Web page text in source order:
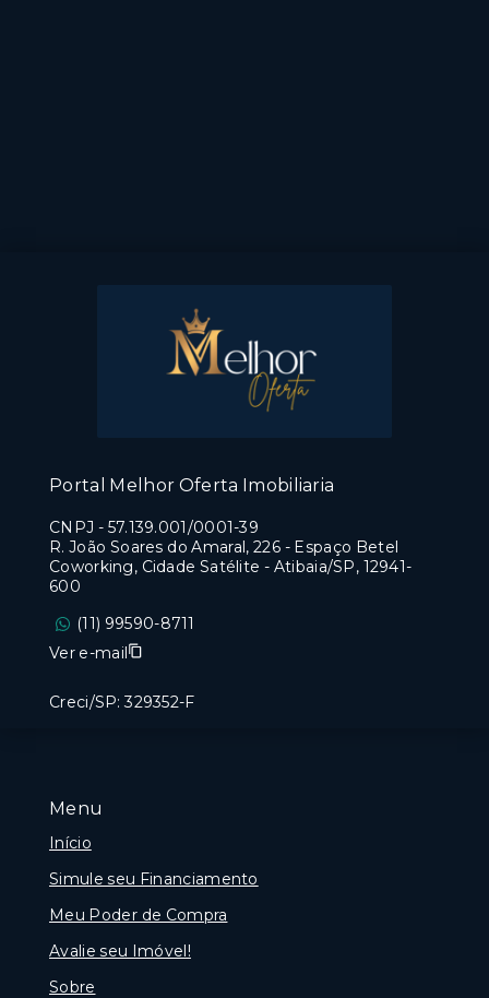
Menu
Início
Simule seu Financiamento
Meu Poder de Compra
Avalie seu Imóvel!
Sobre
Portal Melhor Oferta Imobiliaria
CNPJ - 57.139.001/0001-39
R. João Soares do Amaral, 226 - Espaço Betel
Coworking, Cidade Satélite - Atibaia/SP, 12941-
600
(11) 99590-8711
Ver e-mail
Creci/SP: 329352-F